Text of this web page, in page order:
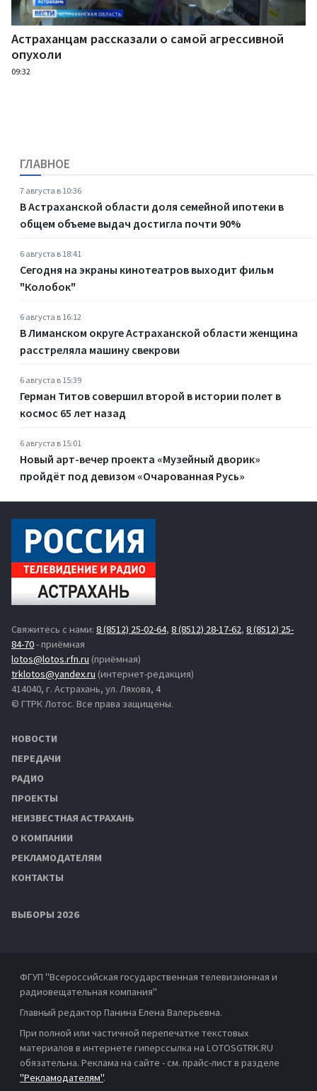
Астраханцам рассказали о самой агрессивной
опухоли
09:32
ГЛАВНОЕ
7 августа в 10:36
В Астраханской области доля семейной ипотеки в
общем объеме выдач достигла почти 90%
6 августа в 18:41
Сегодня на экраны кинотеатров выходит фильм
"Колобок"
6 августа в 16:12
В Лиманском округе Астраханской области женщина
расстреляла машину свекрови
6 августа в 15:39
Герман Титов совершил второй в истории полет в
космос 65 лет назад
6 августа в 15:01
Новый арт-вечер проекта «Музейный дворик»
пройдёт под девизом «Очарованная Русь»
Свяжитесь с нами: 8 (8512) 25-02-64, 8 (8512) 28-17-62, 8 (8512) 25-
84-70- приёмная
lotos@lotos.rfn.ru (приёмная)
trklotos@yandex.ru (интернет-редакция)
414040, г. Астрахань, ул. Ляхова, 4
© ГТРК Лотос. Все права защищены.
НОВОСТИ
ПЕРЕДАЧИ
РАДИО
ПРОЕКТЫ
НЕИЗВЕСТНАЯ АСТРАХАНЬ
О КОМПАНИИ
РЕКЛАМОДАТЕЛЯМ
КОНТАКТЫ
ВЫБОРЫ 2026
ФГУП "Всероссийская государственная телевизионная и
радиовещательная компания"
Главный редактор Панина Елена Валерьевна.
При полной или частичной перепечатке текстовых
материалов в интернете гиперссылка на LOTOSGTRK.RU
обязательна. Реклама на сайте - см. прайс-лист в разделе
"Рекламодателям".